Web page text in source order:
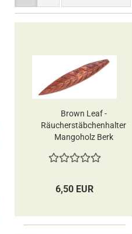
Brown Leaf -
Räucherstäbchenhalter
Mangoholz Berk
6,50 EUR